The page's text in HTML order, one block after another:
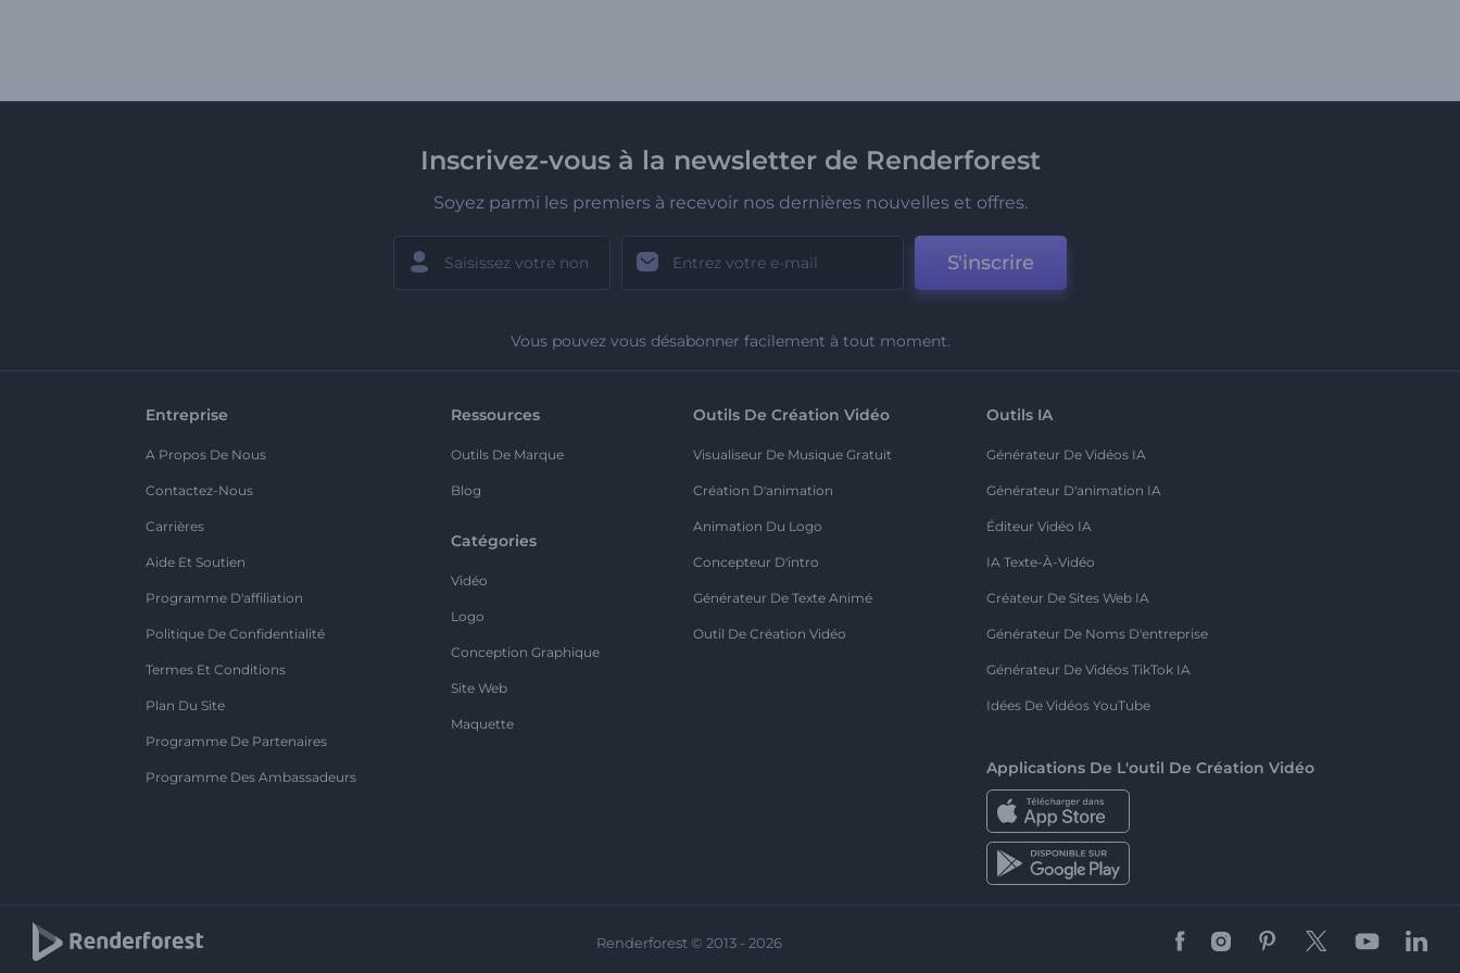
Inscrivez-vous à la newsletter de Renderforest
Soyez parmi les premiers à recevoir nos dernières nouvelles et offres.
S'inscrire
Vous pouvez vous désabonner facilement à tout moment.
Entreprise
A Propos De Nous
Contactez-Nous
Carrières
Aide Et Soutien
Programme D'affiliation
Politique De Confidentialité
Termes Et Conditions
Plan Du Site
Programme De Partenaires
Programme Des Ambassadeurs
Ressources
Outils De Marque
Blog
Catégories
Vidéo
Logo
Conception Graphique
Site Web
Maquette
Outils De Création Vidéo
Visualiseur De Musique Gratuit
Création D'animation
Animation Du Logo
Concepteur D'intro
Générateur De Texte Animé
Outil De Création Vidéo
Outils IA
Générateur De Vidéos IA
Générateur D'animation IA
Éditeur Vidéo IA
IA Texte-À-Vidéo
Créateur De Sites Web IA
Générateur De Noms D'entreprise
Générateur De Vidéos TikTok IA
Idées De Vidéos YouTube
Applications De L'outil De Création Vidéo
Renderforest © 2013 - 2026